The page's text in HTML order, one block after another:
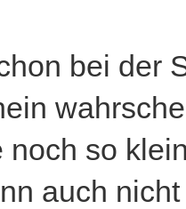
bei der
noch so
auch